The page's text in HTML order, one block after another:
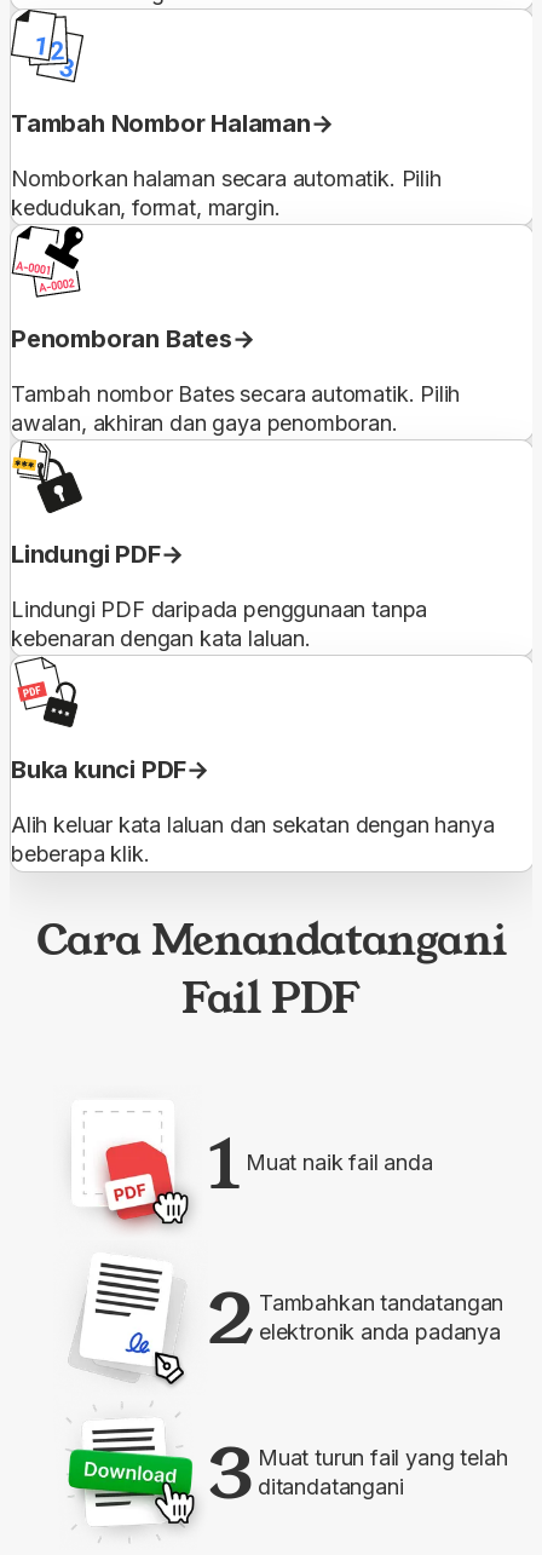
Tambah Nombor Halaman
Nomborkan halaman secara automatik. Pilih
kedudukan, format, margin.
Penomboran Bates
Tambah nombor Bates secara automatik. Pilih
awalan, akhiran dan gaya penomboran.
Lindungi PDF
Lindungi PDF daripada penggunaan tanpa
kebenaran dengan kata laluan.
Buka kunci PDF
Alih keluar kata laluan dan sekatan dengan hanya
beberapa klik.
Cara Menandatangani
Fail PDF
1 Muat naik fail anda
2 Tambahkan tandatangan
elektronik anda padanya
3 Muat turun fail yang telah
ditandatangani